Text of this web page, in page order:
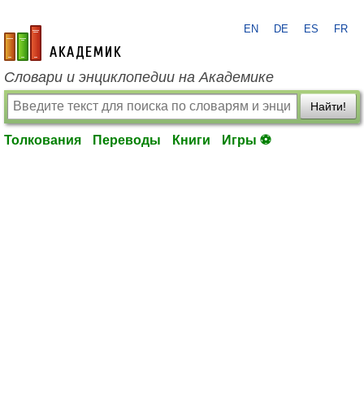
academic.ru
EN DE ES FR
Словари и энциклопедии на Академике
Найти!
Толкования Переводы Книги Игры ⚽